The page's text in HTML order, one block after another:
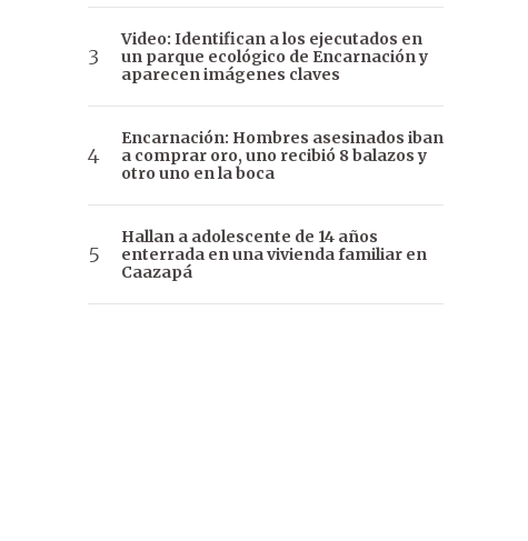
Video: Identifican a los ejecutados en
un parque ecológico de Encarnación y
aparecen imágenes claves
Encarnación: Hombres asesinados iban
a comprar oro, uno recibió 8 balazos y
otro uno en la boca
Hallan a adolescente de 14 años
enterrada en una vivienda familiar en
Caazapá